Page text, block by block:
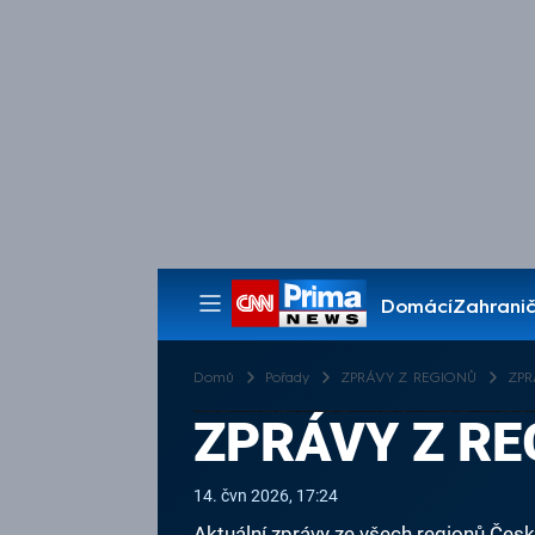
Domácí
Pořady
Domů Pořady ZPRÁVY Z REGIONŮ
ZPRÁVY Z
14. čvn 2026, 17:24